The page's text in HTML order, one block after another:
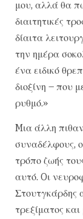
μου, αλλά θα
διαιτητικές
δίαιτα
την ημέρα
ένα ειδικό
διοξίνη – που
ρυθμό.»
Mια άλλη
συναδέλφους,
τρόπο ζωής
αυτό. Oι
Στουτγκάρδης
τρεξίματος